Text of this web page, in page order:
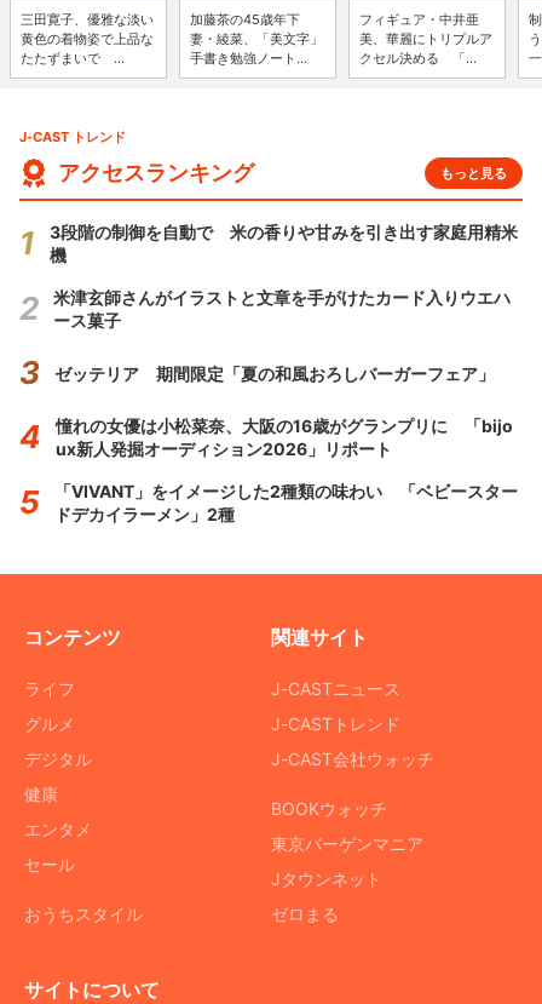
三田寛子、優雅な淡い
黄色の着物姿で上品な
たたずまいで ...
加藤茶の45歳年下
妻・綾菜、「美文字」
手書き勉強ノート...
フィギュア・中井亜
美、華麗にトリプルア
クセル決める 「...
J-CAST トレンド
アクセスランキング もっと見る
3段階の制御を自動で 米の香りや甘みを引き出す家庭用精米
機
米津玄師さんがイラストと文章を手がけたカード入りウエハ
ース菓子
ゼッテリア 期間限定「夏の和風おろしバーガーフェア」
憧れの女優は小松菜奈、大阪の16歳がグランプリに 「bijo
ux新人発掘オーディション2026」リポート
「VIVANT」をイメージした2種類の味わい 「ベビースター
ドデカイラーメン」2種
コンテンツ
ライフ
グルメ
デジタル
健康
エンタメ
セール
おうちスタイル
関連サイト
J-CASTニュース
J-CASTトレンド
J-CAST会社ウォッチ
BOOKウォッチ
東京バーゲンマニア
Jタウンネット
ゼロまる
サイトについて